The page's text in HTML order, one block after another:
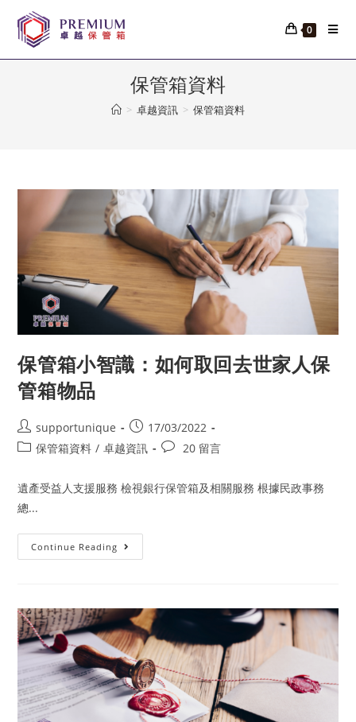
content
0
保管箱資料
> 卓越資訊 > 保管箱資料
保管箱小智識：如何取回去世家人保
管箱物品
Post
author:
supportunique
Post
published:
17/03/2022
Post保管箱資料 / 卓越資訊
Post 20 留言
遺產受益人支援服務 檢視銀行保管箱及相關服務 根據民政事務
總...
Continue Reading 保
管
如
何
取
回
去
世
家
人
保
管